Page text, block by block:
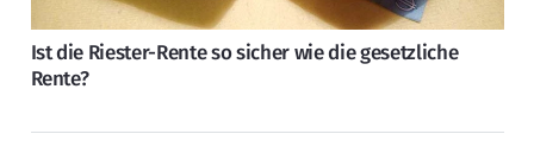
Ist die Riester-Rente so sicher wie die gesetzliche
Rente?